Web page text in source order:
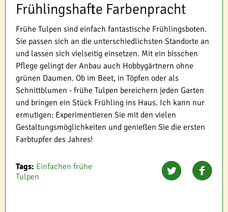
Frühlingshafte Farbenpracht
Frühe Tulpen sind einfach fantastische Frühlingsboten.
Sie passen sich an die unterschiedlichsten Standorte an
und lassen sich vielseitig einsetzen. Mit ein bisschen
Pflege gelingt der Anbau auch Hobbygärtnern ohne
grünen Daumen. Ob im Beet, in Töpfen oder als
Schnittblumen - frühe Tulpen bereichern jeden Garten
und bringen ein Stück Frühling ins Haus. Ich kann nur
ermutigen: Experimentieren Sie mit den vielen
Gestaltungsmöglichkeiten und genießen Sie die ersten
Farbtupfer des Jahres!
Tags: Einfachen frühe
Tulpen